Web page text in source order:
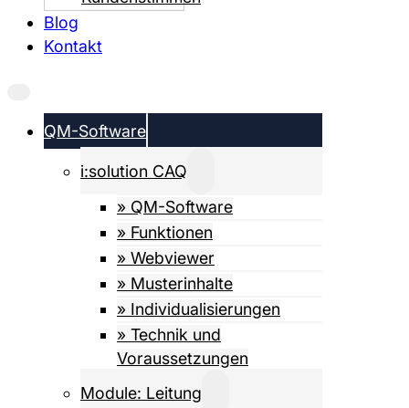
Blog
Kontakt
QM-Software
i:solution CAQ
» QM-Software
» Funktionen
» Webviewer
» Musterinhalte
» Individualisierungen
» Technik und
Voraussetzungen
Module: Leitung